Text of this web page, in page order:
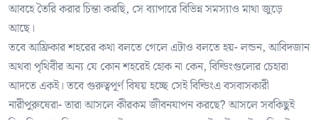
আবহে তৈরি করার চিন্তা করছি, সে ব্যাপারে বিভিন্ন সমস্যাও মাথা জুড়ে
আছে।
তবে আফ্রিকার শহরের কথা বলতে গেলে এটাও বলতে হয়- লন্ডন, আবিদজান
অথবা পৃথিবীর অন্য যে কোন শহরেই হোক না কেন, বিল্ডিংগুলোর চেহারা
আদতে একই। তবে গুরুত্বপূর্ণ বিষয় হচ্ছে সেই বিল্ডিংএ বসবাসকারী
নারীপুরুষেরা- তারা আসলে কীরকম জীবনযাপন করছে? আসলে সবকিছুই